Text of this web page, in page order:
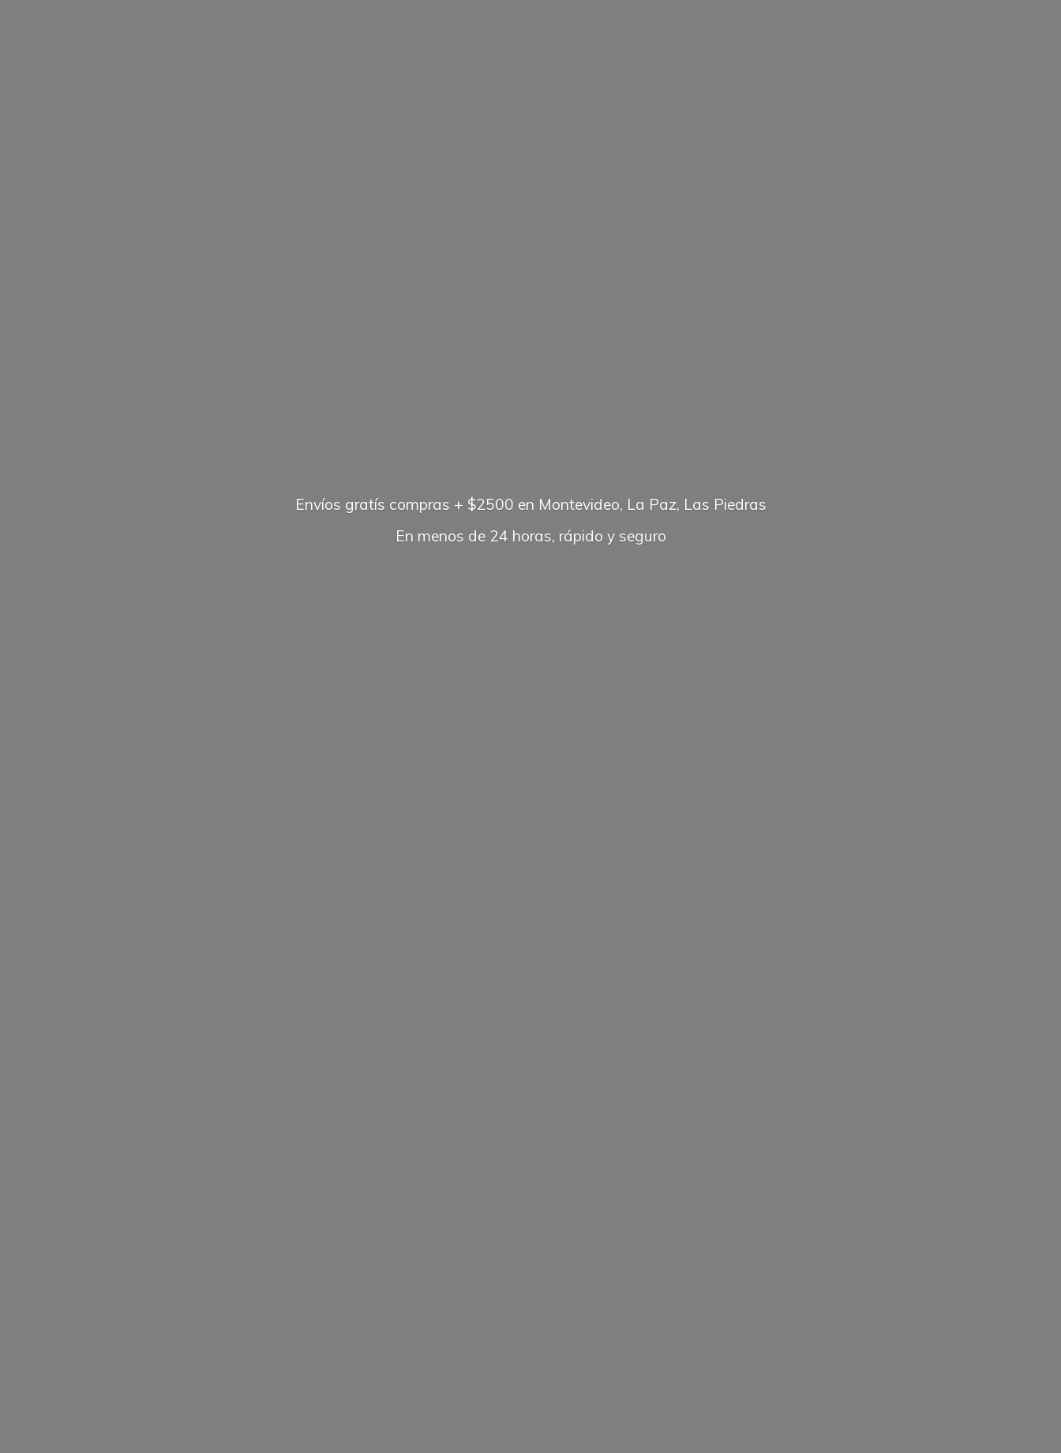
Envíos gratís compras + $2500 en Montevideo, La Paz, Las Piedras
En menos de 24 horas, rápido y seguro